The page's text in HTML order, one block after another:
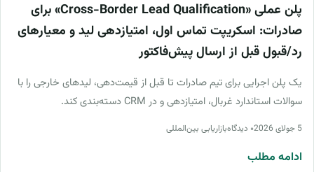
پلن عملی «Cross-Border Lead Qualification» برای
صادرات: اسکریپت تماس اول، امتیازدهی لید و معیارهای
رد/قبول قبل از ارسال پیش‌فاکتور
یک پلن اجرایی برای تیم صادرات تا قبل از قیمت‌دهی، لیدهای خارجی را با
سوالات استاندارد غربال، امتیازدهی و در CRM دسته‌بندی کند.
5 جولای 2026 ۰ دیدگاه بازاریابی بین‌المللی
ادامه مطلب